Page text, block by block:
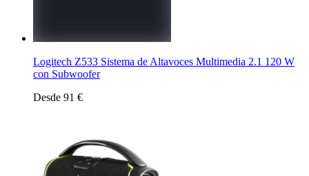
Logitech Z533 Sistema de Altavoces Multimedia 2.1 120 W
con Subwoofer
Desde 91 €